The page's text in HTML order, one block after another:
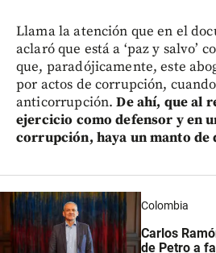
Llama la atención que en el
aclaró que está a ‘paz y salvo’
que, paradójicamente, este
por actos de corrupción,
anticorrupción.De ahí, que al
ejercicio como defensor y en
corrupción, haya un manto de
Colombia
Carlos
de Petro a